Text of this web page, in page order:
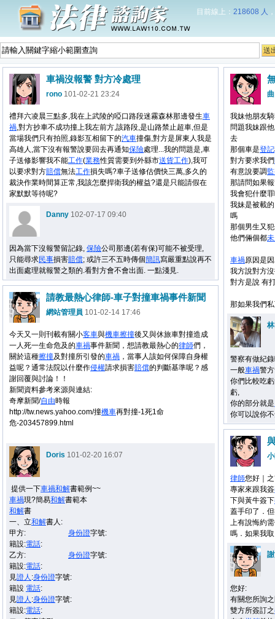
目前線上： 218608 人
車禍沒報警 對方冷處理
rono 101-02-21 23:24
禮拜六凌晨三點多,我在上武陵的啞口路段迷霧森林那邊發生車
禍,對方抄車不成功撞上我左前方,該路段,是山路禁止超車,但是
當場我們只有拍照,錄影互相留下的汽車撞傷,對方是屏東人我是
高雄人,當下沒有報警說要回去再通知保險處理...我的問題是,車
子送修影響我不能工作(業務性質需要到外縣市送貨工作),我可
以要求對方賠償無法工作損失嗎?車子送修估價快三萬,多久的
裁決作業時間算正常,我該怎麼捍衛我的權益?還是只能請假在
家默默等待呢?
Danny 102-07-17 09:40
因為當下沒報警留記錄, 保險公司那邊(若有保)可能不被受理,
只能尋求民事損害賠償; 或許三不五時傳個簡訊寫嚴重點說再不
出面處理就報警之類的.看對方會不會出面. 一點淺見.
我妹他朋友
問題我妹跟
去
那個車是登記
對方要求我們
有意說要調
那請問如果
我會犯什麼
我妹是被載
嗎
那個男生又
他們倆個都
車禍原因是
我方說對方
對方是說 有
那如果我們
警察有做紀
一般車禍警
你們比較吃
虧,
你的部分就是
你可以說你
請教最熱心律師-車子對撞車禍事件新聞
網站管理員 101-02-14 17:46
今天又一則刊載有關小客車與機車擦撞後又與休旅車對撞造成
一人死一生命危及的車禍事件新聞，想請教最熱心的律師們，
關於這種擦撞及對撞所引發的車禍 ， 當事人該如何保障自身權
益呢？ 通常法院以什麼作侵權請求損害賠償的判斷基準呢？感
謝回覆與討論！！
新聞資料參考來源與連結:
奇摩新聞/自由時報
http://tw.news.yahoo.com/撞機車再對撞-1死1命
危-203457899.html
Doris 101-02-20 16:07
提供一下車禍和解書範例~~
車禍現?簡易和解書範本
和解書
一、立和解書人:
甲方: 身份證字號:
籍設:電話:
乙方: 身份證字號:
籍設:電話:
見證人 :身份證字號:
籍設 電話:
見證人 :身份證字號:
籍設:電話:
律師您好｜
專家來跟我簽
下與黃牛簽下
蓋手印了．
上有說悔約
嗎．如果我
您好:
有關您所詢
雙方所簽訂之